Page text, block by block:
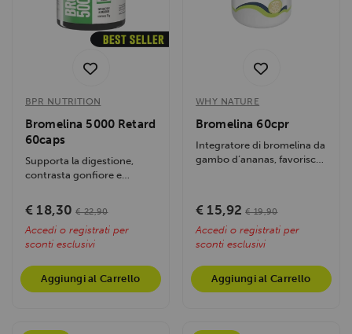
BPR NUTRITION
Bromelina 5000 Retard
60caps
Supporta la digestione,
contrasta gonfiore e
microcircolo e...
€ 18,30 € 22,90
Accedi o registrati per
sconti esclusivi
Aggiungi al Carrello
WHY NATURE
Bromelina 60cpr
Integratore di bromelina da
gambo d’ananas, favorisce
€ 15,92 € 19,90
Accedi o registrati per
sconti esclusivi
Aggiungi al Carrello